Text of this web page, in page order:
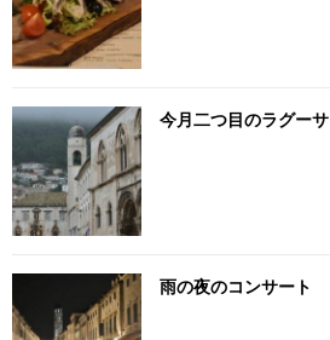
今月二つ目のラグーサ
雨の夜のコンサート